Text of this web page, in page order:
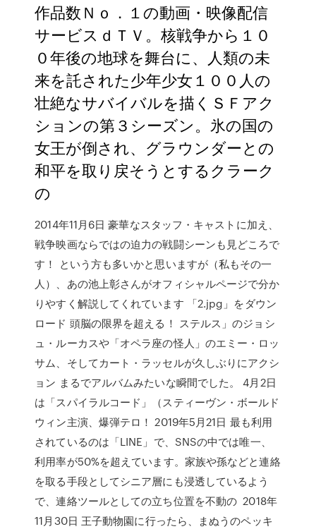
作品数Ｎｏ．１の動画・映像配信
サービスｄＴＶ。核戦争から１０
０年後の地球を舞台に、人類の未
来を託された少年少女１００人の
壮絶なサバイバルを描くＳＦアク
ションの第３シーズン。氷の国の
女王が倒され、グラウンダーとの
和平を取り戻そうとするクラーク
の
2014年11月6日 豪華なスタッフ・キャストに加え、
戦争映画ならではの迫力の戦闘シーンも見どころで
す！ という方も多いかと思いますが（私もその一
人）、あの池上彰さんがオフィシャルページで分か
りやすく解説してくれています 「2.jpg」をダウン
ロード 頭脳の限界を超える！ ステルス」のジョシ
ュ・ルーカスや「オペラ座の怪人」のエミー・ロッ
サム、そしてカート・ラッセルが久しぶりにアクシ
ョン まるでアルバムみたいな瞬間でした。 4月2日
は「スパイラルコード」（スティーヴン・ボールド
ウィン主演、爆弾テロ！ 2019年5月21日 最も利用
されているのは「LINE」で、SNSの中では唯一、
利用率が50%を超えています。家族や孫などと連絡
を取る手段としてシニア層にも浸透しているよう
で、連絡ツールとしての立ち位置を不動の 2018年
11月30日 王子動物園に行ったら、まぬうのペッキ